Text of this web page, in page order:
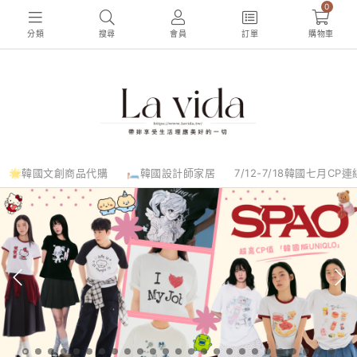
分類 搜尋 會員 訂單
0
購物車
🌟韓國文創商品代購 🛏️韓國設計師家居 7/12-7/18韓國七月CP連